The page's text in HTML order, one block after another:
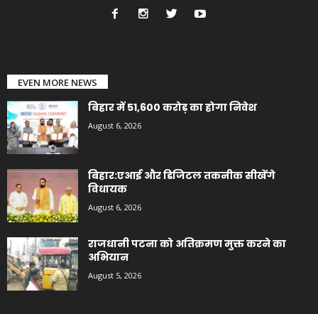
EVEN MORE NEWS
बिहार में 51,600 करोड़ का होगा निवेश
August 6, 2026
बिहार:एआई और डिजिटल तकनीक सीखेंगे
विधायक
August 6, 2026
राजधानी पटना को अतिक्रमण मुक्त करने का
अभियान
August 5, 2026